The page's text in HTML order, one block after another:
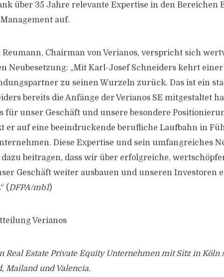
über 35 Jahre relevante Expertise in den Bereichen
auf.
Reumann, Chairman von Verianos, verspricht sich
Neubesetzung: „Mit Karl-Josef Schneiders kehrt
zu seinen Wurzeln zurück. Das ist ein
bereits die Anfänge der Verianos SE mitgestaltet
für unser Geschäft und unsere besondere
er auf eine beeindruckende berufliche Laufbahn in
Diese Expertise und sein umfangreiches
beitragen, dass wir über erfolgreiche,
Geschäft weiter ausbauen und unseren Investoren
(DFPA/mb1)
Verianos
Real Estate Private Equity Unternehmen mit Sitz in Köln
Mailand und Valencia.